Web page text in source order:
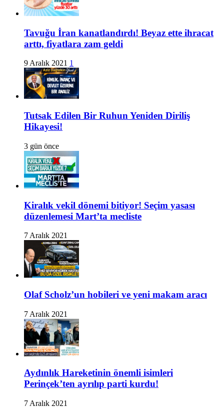
Tavuğu İran kanatlandırdı! Beyaz ette ihracat
arttı, fiyatlara zam geldi
9 Aralık 2021 1
Tutsak Edilen Bir Ruhun Yeniden Diriliş
Hikayesi!
3 gün önce
Kiralık vekil dönemi bitiyor! Seçim yasası
düzenlemesi Mart’ta mecliste
7 Aralık 2021
Olaf Scholz’un hobileri ve yeni makam aracı
7 Aralık 2021
Aydınlık Hareketinin önemli isimleri
Perinçek’ten ayrılıp parti kurdu!
7 Aralık 2021